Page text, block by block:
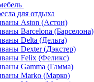
для отдыха
Aston (Астон)
Barcelona (Барселона)
Delta (Дельта)
Dexter (Дэкстер)
Felix (Феликс)
Gamma (Гамма)
Marko (Марко)